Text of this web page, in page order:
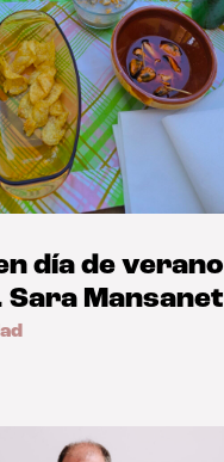
día de verano
Mansanet